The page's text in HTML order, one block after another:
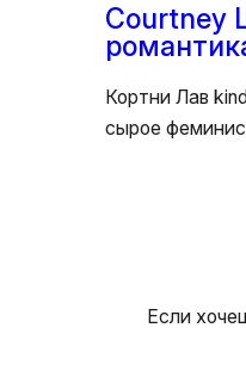
Courtney
Кортни Лав
сырое
Если